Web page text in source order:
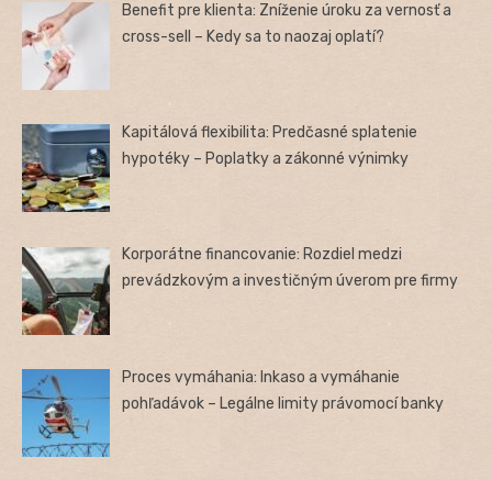
Benefit pre klienta: Zníženie úroku za vernosť a
cross-sell – Kedy sa to naozaj oplatí?
Kapitálová flexibilita: Predčasné splatenie
hypotéky – Poplatky a zákonné výnimky
Korporátne financovanie: Rozdiel medzi
prevádzkovým a investičným úverom pre firmy
Proces vymáhania: Inkaso a vymáhanie
pohľadávok – Legálne limity právomocí banky